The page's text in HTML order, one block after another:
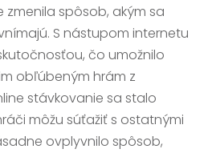
spôsob, akým sa
S nástupom internetu
čo umožnilo
obľúbeným hrám z
stávkovanie sa stalo
môžu súťažiť s ostatnými
ovplyvnilo spôsob,